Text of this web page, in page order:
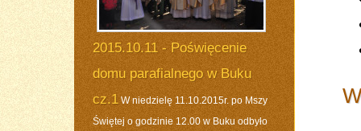
2015.10.11 - Poświęcenie
domu parafialnego w Buku
cz.1 W niedzielę 11.10.2015r. po Mszy
Świętej o godzinie 12.00 w Buku odbyło